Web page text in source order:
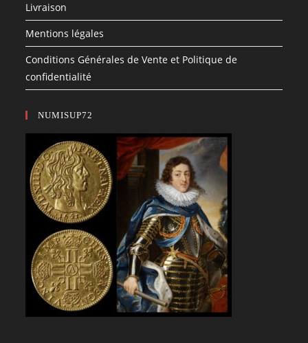
Livraison
Mentions légales
Conditions Générales de Vente et Politique de
confidentialité
NUMISUP72